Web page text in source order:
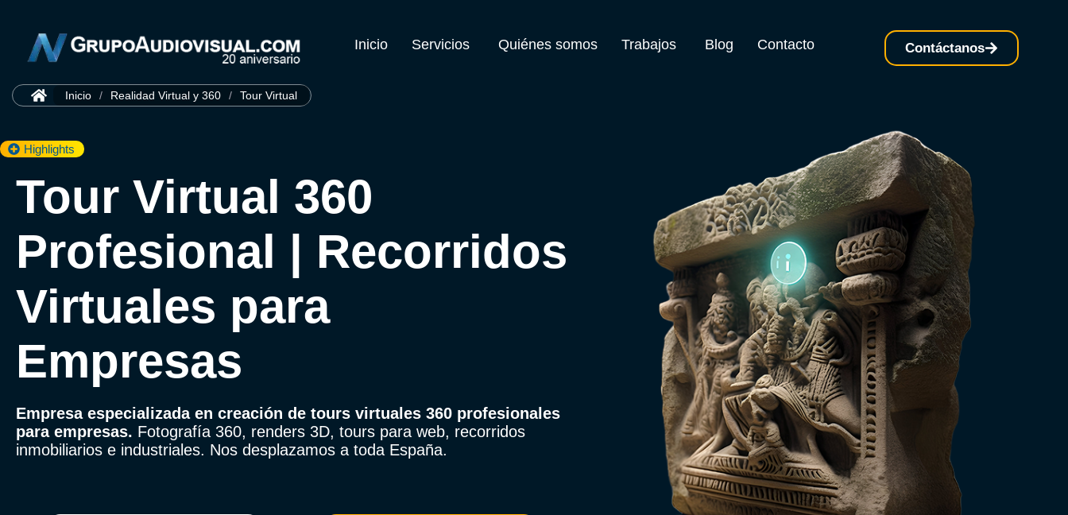
Inicio Servicios Quiénes somos Trabajos Blog Contacto Contáctanos
Inicio / Realidad Virtual y 360 / Tour Virtual
Highlights
Tour Virtual 360
Profesional | Recorridos
Virtuales para
Empresas
Empresa especializada en creación de tours virtuales 360 profesionales
para empresas. Fotografía 360, renders 3D, tours para web, recorridos
inmobiliarios e industriales. Nos desplazamos a toda España.